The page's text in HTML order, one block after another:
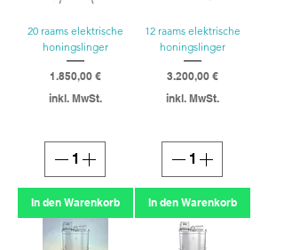
20 raams elektrische
honingslinger
Preis
1.850,00 €
inkl. MwSt.
In den Warenkorb
12 raams elektrische
honingslinger
Preis
3.200,00 €
inkl. MwSt.
In den Warenkorb